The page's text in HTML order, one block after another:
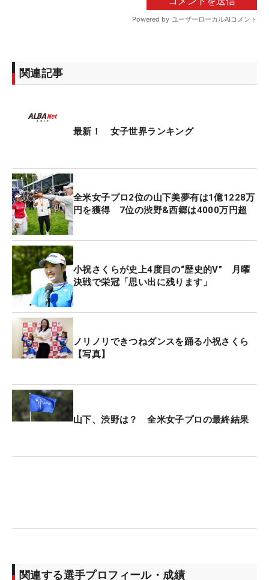
関連記事
最新！ 女子世界ランキング
全米女子プロ2位の山下美夢有は1億1228万
円を獲得 7位の渋野&西郷は4000万円超
小祝さくらが史上4度目の“歴史的V” 月曜
決戦で栄冠「思い出に残ります」
ノリノリできつねダンスを踊る小祝さくら
【写真】
山下、渋野は？ 全米女子プロの最終結果
関連する選手プロフィール・成績